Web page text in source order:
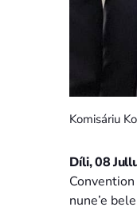
Komisáriu
Díli, 08
nune’e